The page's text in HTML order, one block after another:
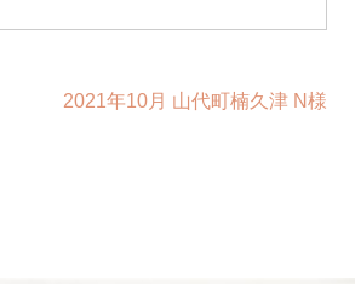
2021年10月 山代町楠久津 N様